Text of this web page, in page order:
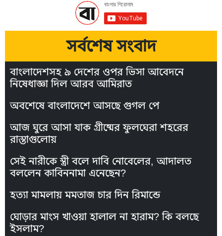
সর্বশেষ সংবাদ
বাংলাদেশসহ ৯ দেশের ওপর ভিসা আবেদনে
নিষেধাজ্ঞা দিল আরব আমিরাত
অবশেষে বাংলাদেশে আসছে গুগল পে
আজ ঘুরে আসা যাক গ্রীষ্মের ফুলঘেরা শহরের
রাস্তাগুলোয়
সেই নারীকে স্ত্রী বলে দাবি নোবেলের, আদালত
বললেন কাবিননামা এনেছেন?
হত্যা মামলায় মমতাজ চার দিন রিমান্ডে
ঘোড়ার মাংস খাওয়া হালাল না হারাম? কি বলছে
ইসলাম?